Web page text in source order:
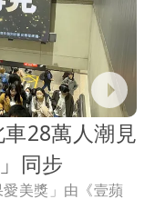
28萬人潮見
同步
愛美獎」由《壹蘋